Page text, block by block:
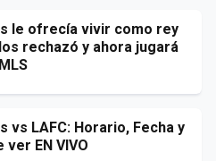
le ofrecía vivir como rey
rechazó y ahora jugará
vs LAFC: Horario, Fecha y
ver EN VIVO